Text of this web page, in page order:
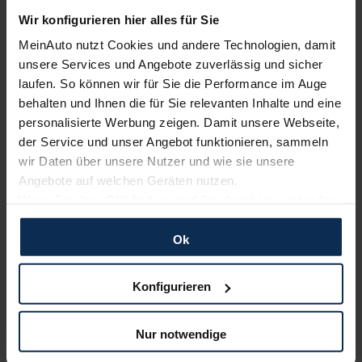
Wir konfigurieren hier alles für Sie
MeinAuto nutzt Cookies und andere Technologien, damit
unsere Services und Angebote zuverlässig und sicher
laufen. So können wir für Sie die Performance im Auge
behalten und Ihnen die für Sie relevanten Inhalte und eine
personalisierte Werbung zeigen. Damit unsere Webseite,
der Service und unser Angebot funktionieren, sammeln
wir Daten über unsere Nutzer und wie sie unsere
Angebote auf welchen Geräten nutzen.
und erlauben uns Cookies für unseren Service zu
verwenden und diese Daten an Dritte weiterzugeben,
etwa an unsere Marketingpartner. Falls Sie dem nicht
wesentlichen Cookies. Leider können wir unsere Inhalte
dann nicht auf Sie zuschneiden und Sie somit nicht
perfekt auf dem Weg zu Ihrem Neuwagen unterstützen.
Sie können die Einstellungen jederzeit anpassen oder
Ok
Konfigurieren
Nur notwendige
Ausstattungslinie wählen:
4-Türer
Basismodell
Diesel
AUSSTATTUNG IM DETAIL
ZURÜCK
Konfigurator